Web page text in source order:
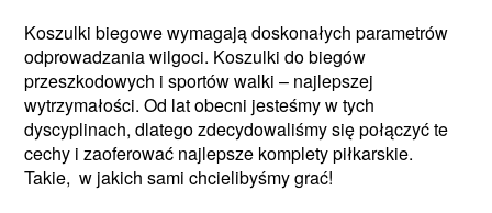
Koszulki biegowe wymagają doskonałych parametrów
odprowadzania wilgoci. Koszulki do biegów
przeszkodowych i sportów walki – najlepszej
wytrzymałości. Od lat obecni jesteśmy w tych
dyscyplinach, dlatego zdecydowaliśmy się połączyć te
cechy i zaoferować najlepsze komplety piłkarskie.
Takie, w jakich sami chcielibyśmy grać!